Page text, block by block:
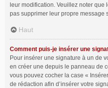
leur modification. Veuillez noter
pas supprimer leur propre message
Haut
Comment puis-je insérer une
Pour insérer une signature à un de
en créer une depuis le panneau de
vous pouvez cocher la case «
de rédaction afin d’insérer votre